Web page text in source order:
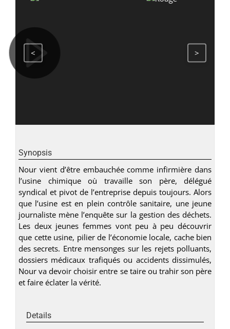
< >
Synopsis
Nour vient d’être embauchée comme infirmière dans
l’usine chimique où travaille son père, délégué
syndical et pivot de l’entreprise depuis toujours. Alors
que l’usine est en plein contrôle sanitaire, une jeune
journaliste mène l’enquête sur la gestion des déchets.
Les deux jeunes femmes vont peu à peu découvrir
que cette usine, pilier de l’économie locale, cache bien
des secrets. Entre mensonges sur les rejets polluants,
dossiers médicaux trafiqués ou accidents dissimulés,
Nour va devoir choisir entre se taire ou trahir son père
et faire éclater la vérité.
Details